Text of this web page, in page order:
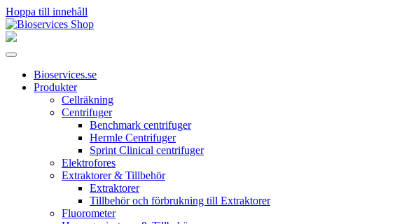
Hoppa till innehåll
Huvudnavigering
Bioservices.se
Produkter
Cellräkning
Centrifuger
Benchmark centrifuger
Hermle Centrifuger
Sprint Clinical centrifuger
Elektrofores
Extraktorer & Tillbehör
Extraktorer
Tillbehör och förbrukning till Extraktorer
Fluorometer